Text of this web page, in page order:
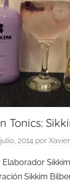
Tonics:
2014 por
Sikkim